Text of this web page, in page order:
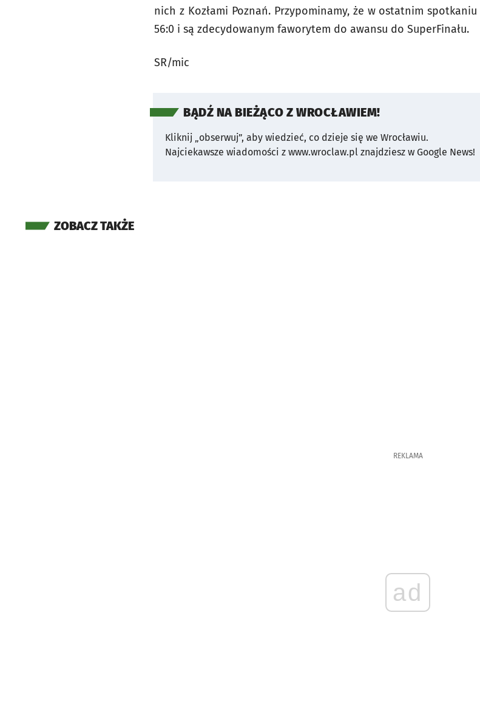
nich z Kozłami Poznań. Przypominamy, że w ostatnim
56:0 i są zdecydowanym faworytem do awansu do SuperFinału.
SR/mic
BĄDŹ NA BIEŻĄCO Z WROCŁAWIEM!
Kliknij „obserwuj”, aby wiedzieć, co dzieje się we Wrocławiu.
Najciekawsze wiadomości z www.wroclaw.pl znajdziesz w Google News!
ZOBACZ TAKŻE
REKLAMA
ad